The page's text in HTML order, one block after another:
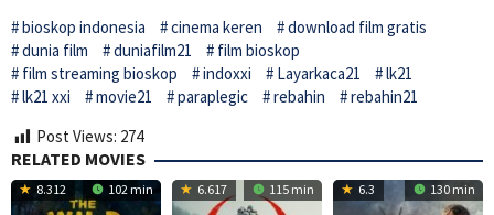
bioskop indonesia
cinema keren
download film gratis
dunia film
duniafilm21
film bioskop
film streaming bioskop
indoxxi Layarkaca21
lk21
lk21 xxi
movie21 paraplegic rebahin
rebahin21
Post Views: 274
RELATED MOVIES
8.312 102 min 6.617 115 min 6.3 130 min